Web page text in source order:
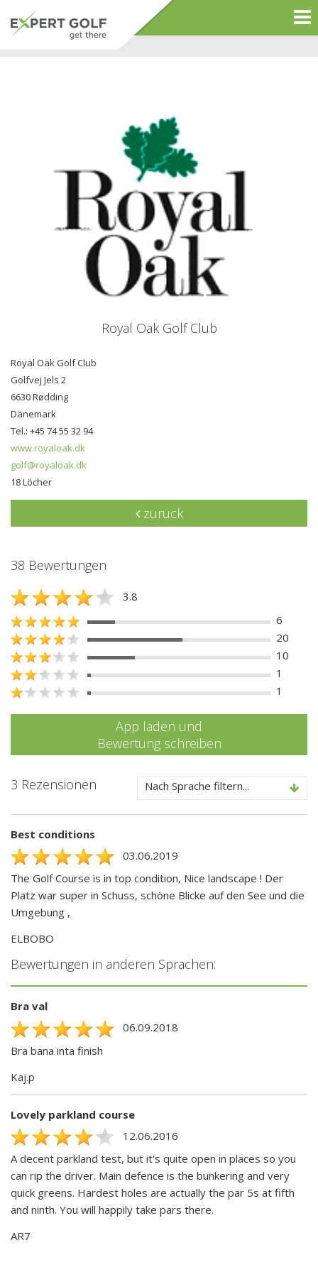
Royal Oak Golf Club
Royal Oak Golf Club
Golfvej Jels 2
6630 Rødding
Dänemark
Tel.: +45 74 55 32 94
www.royaloak.dk
golf@royaloak.dk
18 Löcher
zurück
38 Bewertungen
3.8
6
20
10
1
1
App laden und
Bewertung schreiben
3 Rezensionen Nach Sprache filtern...
Best conditions
03.06.2019
The Golf Course is in top condition, Nice landscape ! Der
Platz war super in Schuss, schöne Blicke auf den See und die
Umgebung ‚
ELBOBO
Bewertungen in anderen Sprachen:
Bra val
06.09.2018
Bra bana inta finish
Kaj.p
Lovely parkland course
12.06.2016
A decent parkland test, but it's quite open in places so you
can rip the driver. Main defence is the bunkering and very
quick greens. Hardest holes are actually the par 5s at fifth
and ninth. You will happily take pars there.
AR7